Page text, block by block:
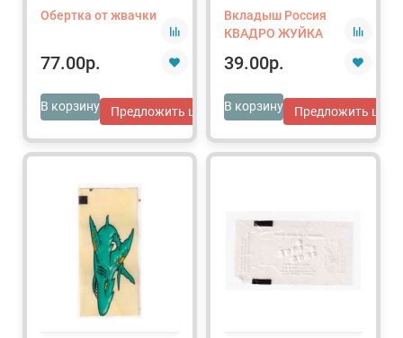
Обертка от жвачки
77.00р.
В корзину Предложить цену
Вкладыш Россия
КВАДРО ЖУЙКА
39.00р.
В корзину Предложить цену